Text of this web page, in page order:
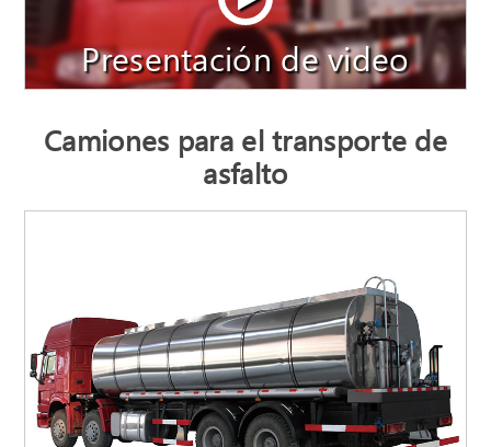
Presentación de video
Camiones para el transporte de
asfalto